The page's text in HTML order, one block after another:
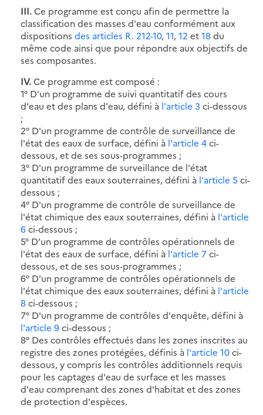
III.Ce programme est conçu afin de permettre la
classification des masses d'eau conformément aux
dispositions des articles R. 212-10,11,12 et18du
même code ainsi que pour répondre aux objectifs de
ses composantes.
IV.Ce programme est composé :
1° D'un programme de suivi quantitatif des cours
d'eau et des plans d'eau, défini à l'article 3 ci-dessous
;
2° D'un programme de contrôle de surveillance de
l'état des eaux de surface, défini à l'article 4ci-
dessous, et de ses sous-programmes ;
3° D'un programme de surveillance de l'état
quantitatif des eaux souterraines, défini à l'article 5 ci-
dessous ;
4° D'un programme de contrôle de surveillance de
l'état chimique des eaux souterraines, défini à l'article
6ci-dessous ;
5° D'un programme de contrôles opérationnels de
l'état des eaux de surface, défini à l'article 7ci-
dessous, et de ses sous-programmes ;
6° D'un programme de contrôles opérationnels de
l'état chimique des eaux souterraines, défini à l'article
8ci-dessous ;
7° D'un programme de contrôles d'enquête, défini à
l'article 9ci-dessous ;
8° Des contrôles effectués dans les zones inscrites au
registre des zones protégées, définis à l'article 10ci-
dessous, y compris les contrôles additionnels requis
pour les captages d'eau de surface et les masses
d'eau comprenant des zones d'habitat et des zones
de protection d'espèces.